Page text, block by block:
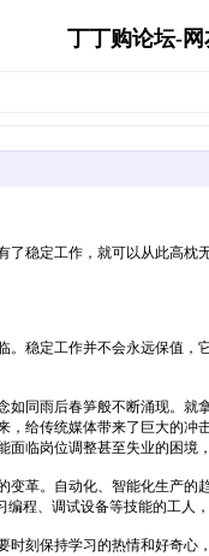
丁丁购论坛-网
稳定工作，就可以从此高
稳定工作并不会永远保值
同雨后春笋般不断涌现。
给传统媒体带来了巨大的
临岗位调整甚至失业的困境
革。自动化、智能化生产
程、调试设备等技能的工
刻保持学习的热情和好奇